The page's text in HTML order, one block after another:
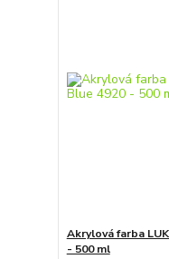
Akrylová farba
- 500 ml